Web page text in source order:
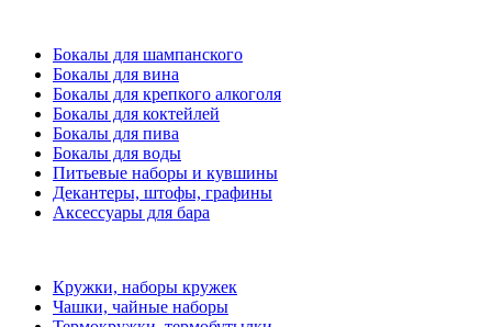
Бокалы для шампанского
Бокалы для вина
Бокалы для крепкого алкоголя
Бокалы для коктейлей
Бокалы для пива
Бокалы для воды
Питьевые наборы и кувшины
Декантеры, штофы, графины
Аксессуары для бара
Кружки, наборы кружек
Чашки, чайные наборы